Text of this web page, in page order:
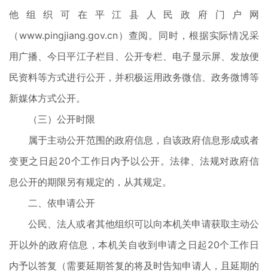
他组织可在平江县人民政府门户网
（www.pingjiang.gov.cn）查阅。同时，根据实际情况采
用广播、今日平江子栏目、公开专栏、电子显示屏、发放便
民资料等方式进行公开，并积极运用政务微信、政务微博等
新媒体方式公开。
（三）公开时限
属于主动公开范围的政府信息，自该政府信息形成或者
变更之日起20个工作日内予以公开。法律、法规对政府信
息公开的期限另有规定的，从其规定。
二、依申请公开
公民、法人或者其他组织可以向本机关申请获取主动公
开以外的政府信息，本机关自收到申请之日起20个工作日
内予以答复（需要延期答复的将及时告知申请人，且延期的